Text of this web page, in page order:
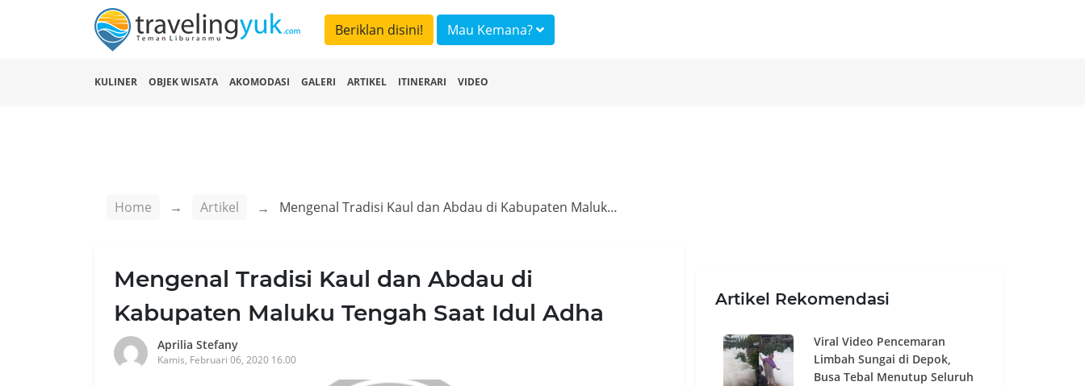
Beriklan disini! Mau Kemana?
KULINER OBJEK WISATA AKOMODASI GALERI ARTIKEL ITINERARI VIDEO
Home Artikel Mengenal Tradisi Kaul dan Abdau di Kabupaten Maluku Tengah Saat Idul Adha
Mengenal Tradisi Kaul dan Abdau di
Kabupaten Maluku Tengah Saat Idul Adha
Aprilia Stefany
Kamis, Februari 06, 2020 16.00
Artikel Rekomendasi
Viral Video Pencemaran
Limbah Sungai di Depok,
Busa Tebal Menutup Seluruh